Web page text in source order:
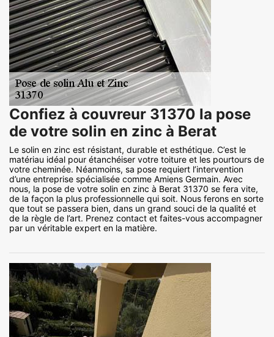
Confiez à couvreur 31370 la pose
de votre solin en zinc à Berat
Le solin en zinc est résistant, durable et esthétique. C’est le
matériau idéal pour étanchéiser votre toiture et les pourtours de
votre cheminée. Néanmoins, sa pose requiert l’intervention
d’une entreprise spécialisée comme Amiens Germain. Avec
nous, la pose de votre solin en zinc à Berat 31370 se fera vite,
de la façon la plus professionnelle qui soit. Nous ferons en sorte
que tout se passera bien, dans un grand souci de la qualité et
de la règle de l’art. Prenez contact et faites-vous accompagner
par un véritable expert en la matière.